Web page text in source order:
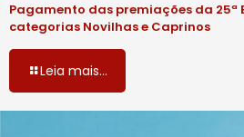
Pagamento das premiações da 25ª
categorias Novilhas e Caprinos
Leia mais...